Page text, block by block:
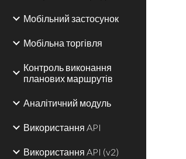
Мобільний застосунок
Мобільна торгівля
Контроль виконання
планових маршрутів
Аналітичний модуль
Використання API
Використання API (v2)